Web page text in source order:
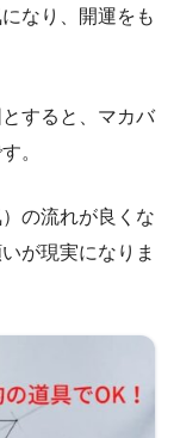
なり、開運をも
すると、マカバ
。
の流れが良くな
が現実になりま